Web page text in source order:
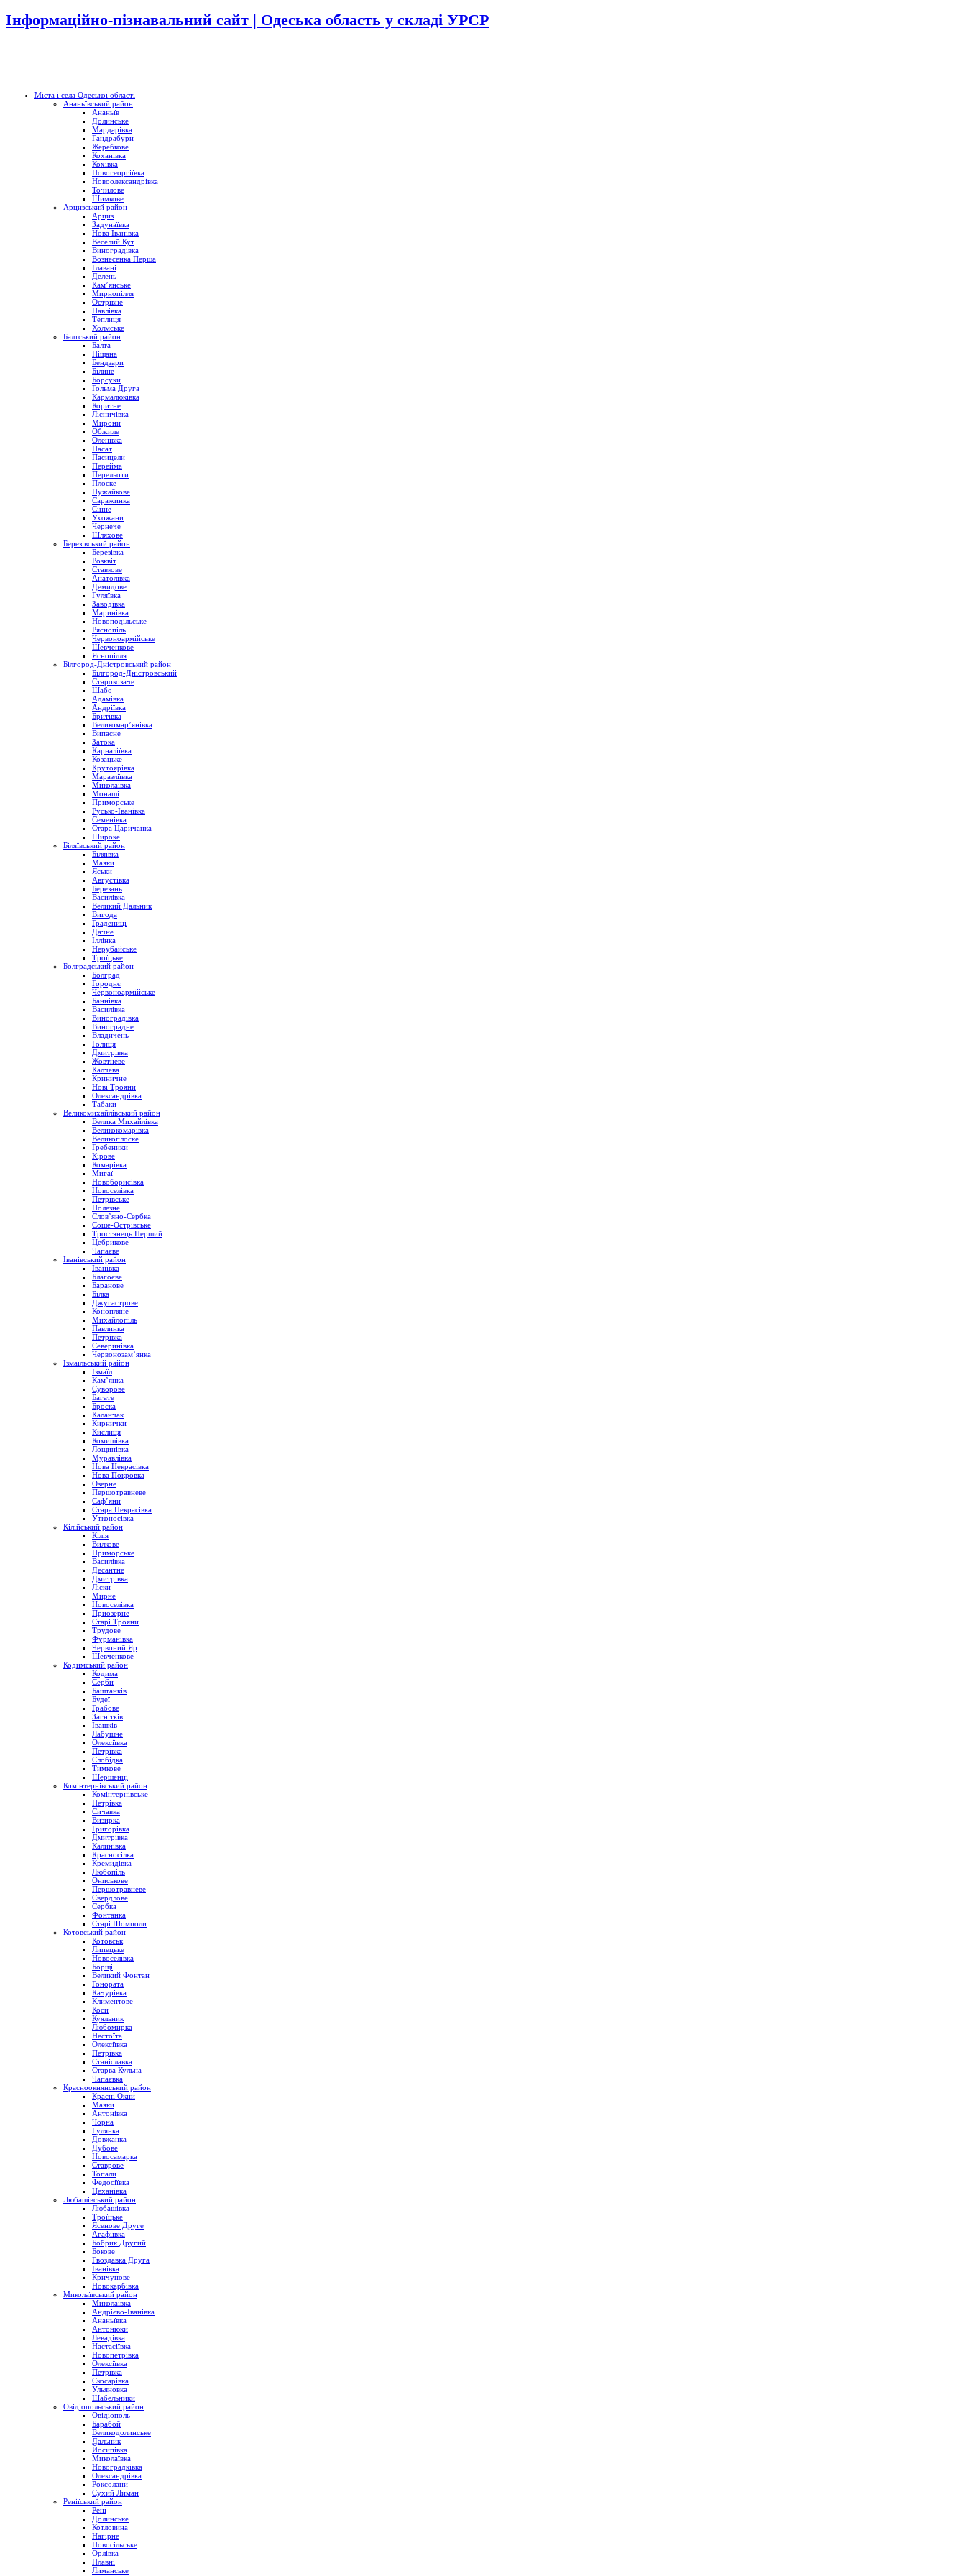
Інформаційно-пізнавальний сайт | Одеська область у складі УРСР
Міста і села Одеської області
Ананьївський район
Ананьїв
Долинське
Мардарівка
Гандрабури
Жеребкове
Коханівка
Кохівка
Новогеоргіївка
Новоолександрівка
Точилове
Шимкове
Арцизський район
Арциз
Задунаївка
Нова Іванівка
Веселий Кут
Виноградівка
Вознесенка Перша
Главані
Делень
Кам’янське
Мирнопілля
Острівне
Павлівка
Теплиця
Холмське
Балтський район
Балта
Піщана
Бендзари
Білине
Борсуки
Гольма Друга
Кармалюківка
Коритне
Лісничівка
Мирони
Обжиле
Оленівка
Пасат
Пасицели
Перейма
Перельоти
Плоске
Пужайкове
Саражинка
Сінне
Ухожани
Чернече
Шляхове
Березівський район
Березівка
Розквіт
Ставкове
Анатолівка
Демидове
Гуляївка
Заводівка
Маринівка
Новоподільське
Ряснопіль
Червоноармійське
Шевченкове
Яснопілля
Білгород-Дністровський район
Білгород-Дністровський
Старокозаче
Шабо
Адамівка
Андріївка
Бритівка
Великомар’янівка
Випасне
Затока
Карналіївка
Козацьке
Крутоярівка
Маразліївка
Миколаївка
Монаші
Приморське
Русько-Іванівка
Семенівка
Стара Царичанка
Широке
Біляївський район
Біляївка
Маяки
Яськи
Августівка
Березань
Василівка
Великий Дальник
Вигода
Градениці
Дачне
Іллінка
Нерубайське
Троїцьке
Болградський район
Болград
Городнє
Червоноармійське
Баннівка
Василівка
Виноградівка
Виноградне
Владичень
Голиця
Дмитрівка
Жовтневе
Калчева
Криничне
Нові Трояни
Олександрівка
Табаки
Великомихайлівський район
Велика Михайлівка
Великокомарівка
Великоплоске
Гребеники
Кірове
Комарівка
Мигаї
Новоборисівка
Новоселівка
Петрівське
Полезне
Слов’яно-Сербка
Соше-Острівське
Тростянець Перший
Цебрикове
Чапаєве
Іванівський район
Іванівка
Благоєве
Баранове
Білка
Джугастрове
Конопляне
Михайлопіль
Павлинка
Петрівка
Северинівка
Червонозам’янка
Ізмаїльський район
Ізмаїл
Кам’янка
Суворове
Багате
Броска
Каланчак
Кирнички
Кислиця
Комишівка
Лощинівка
Муравлівка
Нова Некрасівка
Нова Покровка
Озерне
Першотравневе
Саф’яни
Стара Некрасівка
Утконосівка
Кілійський район
Кілія
Вилкове
Приморське
Василівка
Десантне
Дмитрівка
Ліски
Мирне
Новоселівка
Приозерне
Старі Трояни
Трудове
Фурманівка
Червоний Яр
Шевченкове
Кодимський район
Кодима
Серби
Баштанків
Будеї
Грабове
Загнітків
Івашків
Лабушне
Олексіївка
Петрівка
Слобідка
Тимкове
Шершенці
Комінтернівський район
Комінтернівське
Петрівка
Сичавка
Визирка
Григорівка
Дмитрівка
Калинівка
Красносілка
Кремидівка
Любопіль
Ониськове
Першотравневе
Свердлове
Сербка
Фонтанка
Старі Шомполи
Котовський район
Котовськ
Липецьке
Новоселівка
Борщі
Великий Фонтан
Гонората
Качурівка
Климентове
Коси
Куяльник
Любомирка
Нестоїта
Олексіївка
Петрівка
Станіславка
Старва Кульна
Чапаєвка
Красноокнянський район
Красні Окни
Маяки
Антонівка
Чорна
Гулянка
Довжанка
Дубове
Новосамарка
Ставрове
Топали
Федосіївка
Цеханівка
Любашівський район
Любашівка
Троїцьке
Ясенове Друге
Агафіївка
Бобрик Другий
Бокове
Гвоздавка Друга
Іванівка
Кричунове
Новокарбівка
Миколаївський район
Миколаївка
Андрієво-Іванівка
Ананьївка
Антонюки
Левадівка
Настасіївка
Новопетрівка
Олексіївка
Петрівка
Скосарівка
Ульяновка
Шабельники
Овідіопольський район
Овідіополь
Барабой
Великодолинське
Дальник
Йосипівка
Миколаївка
Новоградківка
Олександрівка
Роксолани
Сухий Лиман
Реніїський район
Рені
Долинське
Котловина
Нагірне
Новосільське
Орлівка
Плавні
Лиманське